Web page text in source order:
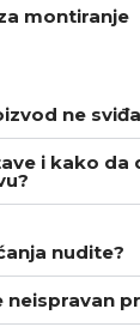
montiranje
ne
i kako da
nudite?
neispravan